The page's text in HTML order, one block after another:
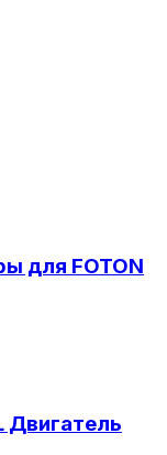
для FOTON
Двигатель